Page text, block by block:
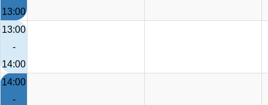
13:00
13:00
-
14:00
14:00
-